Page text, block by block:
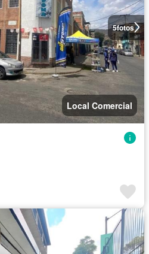
5fotos
Local Comercial